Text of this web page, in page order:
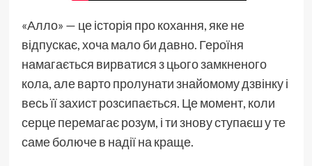
«Алло» — це історія про кохання, яке не
відпускає, хоча мало би давно. Героїня
намагається вирватися з цього замкненого
кола, але варто пролунати знайомому дзвінку і
весь її захист розсипається. Це момент, коли
серце перемагає розум, і ти знову ступаєш у те
саме болюче в надії на краще.